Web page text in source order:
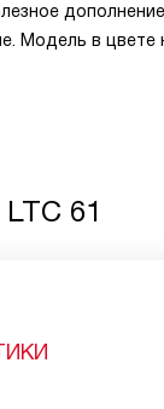
Модель в
61